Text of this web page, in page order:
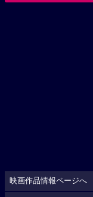
映画作品情報ページへ